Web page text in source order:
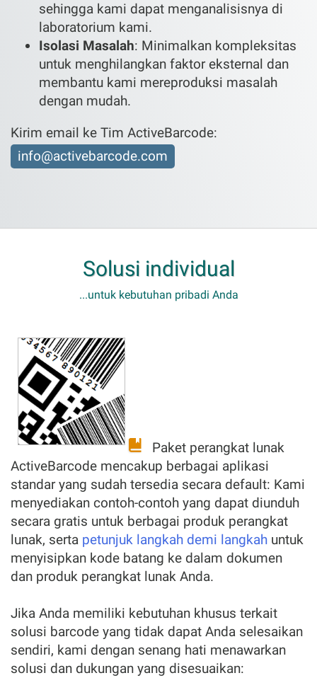
sehingga kami dapat menganalisisnya di
laboratorium kami.
Isolasi Masalah: Minimalkan kompleksitas
untuk menghilangkan faktor eksternal dan
membantu kami mereproduksi masalah
dengan mudah.
Kirim email ke Tim ActiveBarcode:
info@activebarcode.com
Solusi individual
...untuk kebutuhan pribadi Anda
Paket perangkat lunak
ActiveBarcode mencakup berbagai aplikasi
standar yang sudah tersedia secara default: Kami
menyediakan contoh-contoh yang dapat diunduh
secara gratis untuk berbagai produk perangkat
lunak, serta petunjuk langkah demi langkah untuk
menyisipkan kode batang ke dalam dokumen
dan produk perangkat lunak Anda.
Jika Anda memiliki kebutuhan khusus terkait
solusi barcode yang tidak dapat Anda selesaikan
sendiri, kami dengan senang hati menawarkan
solusi dan dukungan yang disesuaikan: